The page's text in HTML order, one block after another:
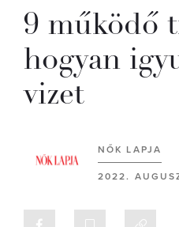
9 működő
hogyan
vizet
NŐK LAPJA
2022.